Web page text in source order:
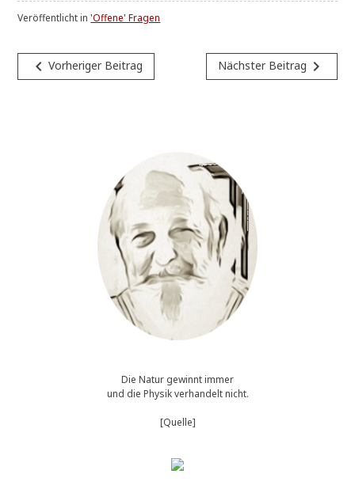
Veröffentlicht in'Offene' Fragen
Beitragsnavigation
navigate_beforeVorheriger Beitrag Nächster Beitrag navigate_next
Die Natur gewinnt immer
und die Physik verhandelt nicht.
[Quelle]